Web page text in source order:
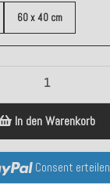
60 x 40 cm
In den Warenkorb
Consent erteilen